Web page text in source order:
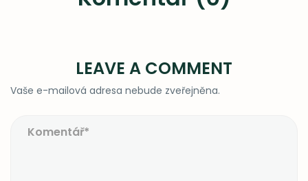
LEAVE A COMMENT
Vaše e-mailová adresa nebude zveřejněna.